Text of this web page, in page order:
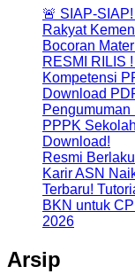
🚨 SIAP-
Rakyat
Bocoran
RESMI RILIS
Kompetensi
Download
PPPK
Download!
Resmi
Karir ASN
Terbaru!
BKN untuk
2026
Arsip